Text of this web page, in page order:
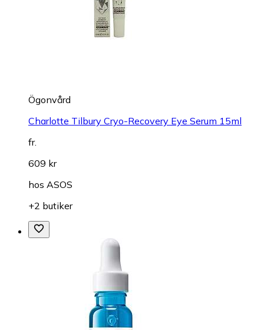
Ögonvård
Charlotte Tilbury Cryo-Recovery Eye Serum 15ml
fr.
609 kr
hos ASOS
+2 butiker